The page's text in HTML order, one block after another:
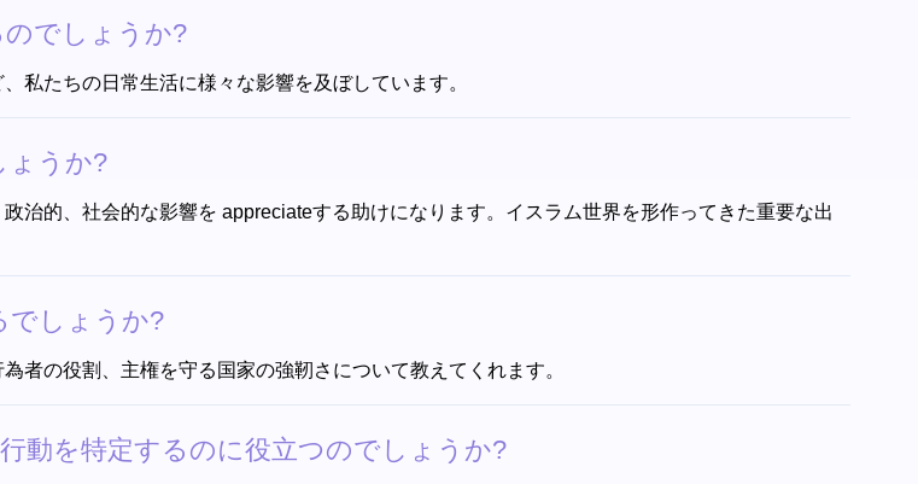
でしょうか?
私たちの日常生活に様々な影響を及ぼしています。
ょうか?
治的、社会的な影響を appreciateする助けになります。イスラム世界を形作ってきた重要な出
でしょうか?
者の役割、主権を守る国家の強靭さについて教えてくれます。
動を特定するのに役立つのでしょうか?